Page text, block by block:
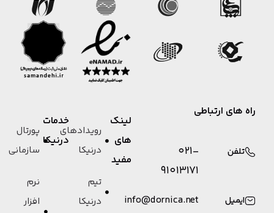
لینک
های
مفید
رویدادهای
درنیکا
تیم
درنیکا
خدمات
درنیکا
پورتال
سازمانی
نرم
افزار
راه های ارتباطی
تلفن
021-
91013171
ایمیل info@dornica.net